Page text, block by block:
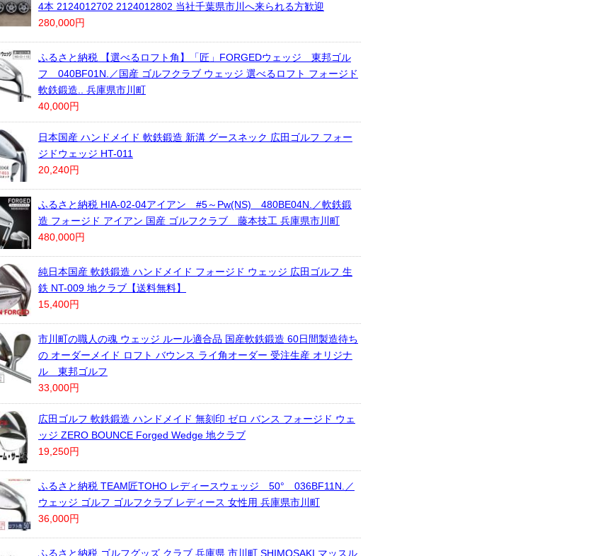
4本 2124012702 2124012802 当社千葉県市川へ来られる方歓迎
280,000円
ふるさと納税 【選べるロフト角】「匠」FORGEDウェッジ 東邦ゴル
フ 040BF01N.／国産 ゴルフクラブ ウェッジ 選べるロフト フォージド
軟鉄鍛造.. 兵庫県市川町
40,000円
日本国産 ハンドメイド 軟鉄鍛造 新溝 グースネック 広田ゴルフ フォー
ジドウェッジ HT-011
20,240円
ふるさと納税 HIA-02-04アイアン #5～Pw(NS) 480BE04N.／軟鉄鍛
造 フォージド アイアン 国産 ゴルフクラブ 藤本技工 兵庫県市川町
480,000円
純日本国産 軟鉄鍛造 ハンドメイド フォージド ウェッジ 広田ゴルフ 生
鉄 NT-009 地クラブ【送料無料】
15,400円
市川町の職人の魂 ウェッジ ルール適合品 国産軟鉄鍛造 60日間製造待ち
の オーダーメイド ロフト バウンス ライ角オーダー 受注生産 オリジナ
ル 東邦ゴルフ
33,000円
広田ゴルフ 軟鉄鍛造 ハンドメイド 無刻印 ゼロ バンス フォージド ウェ
ッジ ZERO BOUNCE Forged Wedge 地クラブ
19,250円
ふるさと納税 TEAM匠TOHO レディースウェッジ 50° 036BF11N.／
ウェッジ ゴルフ ゴルフクラブ レディース 女性用 兵庫県市川町
36,000円
ふるさと納税 ゴルフグッズ クラブ 兵庫県 市川町 SHIMOSAKI マッスル